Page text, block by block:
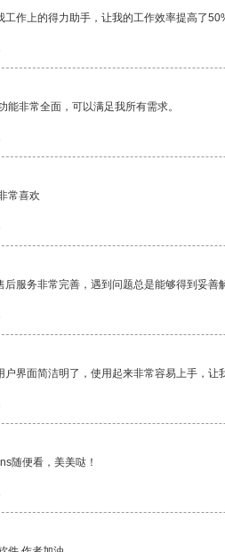
工作上的得力助手，让我的工作效率提高了
能非常全面，可以满足我所有需求。
常喜欢
后服务非常完善，遇到问题总是能够得到妥善
户界面简洁明了，使用起来非常容易上手，让
随便看，美美哒！